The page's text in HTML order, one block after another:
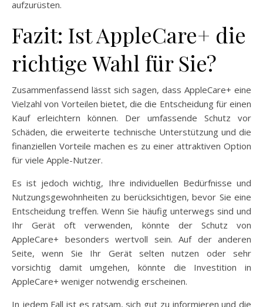
aufzurüsten.
Fazit: Ist AppleCare+ die
richtige Wahl für Sie?
Zusammenfassend lässt sich sagen, dass AppleCare+ eine
Vielzahl von Vorteilen bietet, die die Entscheidung für einen
Kauf erleichtern können. Der umfassende Schutz vor
Schäden, die erweiterte technische Unterstützung und die
finanziellen Vorteile machen es zu einer attraktiven Option
für viele Apple-Nutzer.
Es ist jedoch wichtig, Ihre individuellen Bedürfnisse und
Nutzungsgewohnheiten zu berücksichtigen, bevor Sie eine
Entscheidung treffen. Wenn Sie häufig unterwegs sind und
Ihr Gerät oft verwenden, könnte der Schutz von
AppleCare+ besonders wertvoll sein. Auf der anderen
Seite, wenn Sie Ihr Gerät selten nutzen oder sehr
vorsichtig damit umgehen, könnte die Investition in
AppleCare+ weniger notwendig erscheinen.
In jedem Fall ist es ratsam, sich gut zu informieren und die